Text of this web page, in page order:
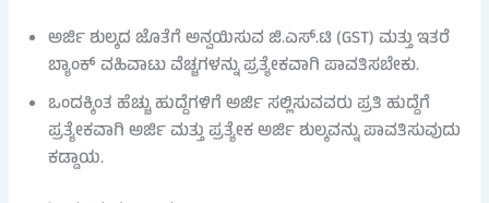
ಅರ್ಜಿ ಶುಲ್ಕದ ಜೊತೆಗೆ ಅನ್ವಯಿಸುವ ಜಿ.ಎಸ್.ಟಿ (GST) ಮತ್ತು ಇತರೆ
ಬ್ಯಾಂಕ್ ವಹಿವಾಟು ವೆಚ್ಚಗಳನ್ನು ಪ್ರತ್ಯೇಕವಾಗಿ ಪಾವತಿಸಬೇಕು.
ಒಂದಕ್ಕಿಂತ ಹೆಚ್ಚು ಹುದ್ದೆಗಳಿಗೆ ಅರ್ಜಿ ಸಲ್ಲಿಸುವವರು ಪ್ರತಿ ಹುದ್ದೆಗೆ
ಪ್ರತ್ಯೇಕವಾಗಿ ಅರ್ಜಿ ಮತ್ತು ಪ್ರತ್ಯೇಕ ಅರ್ಜಿ ಶುಲ್ಕವನ್ನು ಪಾವತಿಸುವುದು
ಕಡ್ಡಾಯ.